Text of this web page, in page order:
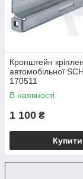
Кронштейн
автомобільної
170511
В наявності
1 100 ₴
Купити